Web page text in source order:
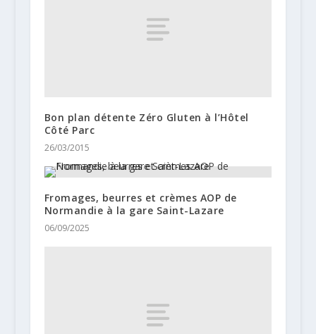
Bon plan détente Zéro Gluten à l’Hôtel
Côté Parc
26/03/2015
Fromages, beurres et crèmes AOP de
Normandie à la gare Saint-Lazare
06/09/2025